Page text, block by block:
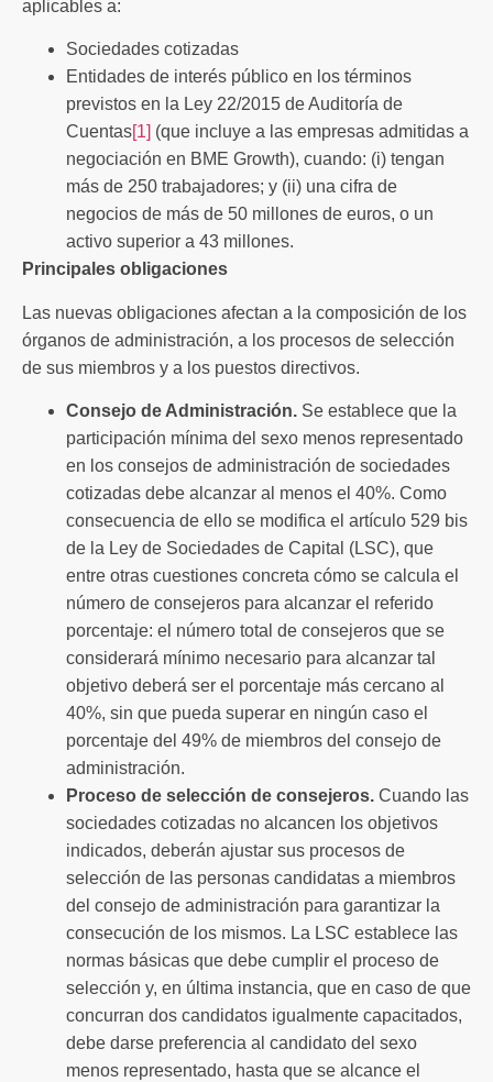
aplicables a:
Sociedades cotizadas
Entidades de interés público en los términos
previstos en la Ley 22/2015 de Auditoría de
Cuentas[1] (que incluye a las empresas admitidas a
negociación en BME Growth), cuando: (i) tengan
más de 250 trabajadores; y (ii) una cifra de
negocios de más de 50 millones de euros, o un
activo superior a 43 millones.
Principales obligaciones
Las nuevas obligaciones afectan a la composición de los
órganos de administración, a los procesos de selección
de sus miembros y a los puestos directivos.
Consejo de Administración. Se establece que la
participación mínima del sexo menos representado
en los consejos de administración de sociedades
cotizadas debe alcanzar al menos el 40%. Como
consecuencia de ello se modifica el artículo 529 bis
de la Ley de Sociedades de Capital (LSC), que
entre otras cuestiones concreta cómo se calcula el
número de consejeros para alcanzar el referido
porcentaje: el número total de consejeros que se
considerará mínimo necesario para alcanzar tal
objetivo deberá ser el porcentaje más cercano al
40%, sin que pueda superar en ningún caso el
porcentaje del 49% de miembros del consejo de
administración.
Proceso de selección de consejeros. Cuando las
sociedades cotizadas no alcancen los objetivos
indicados, deberán ajustar sus procesos de
selección de las personas candidatas a miembros
del consejo de administración para garantizar la
consecución de los mismos. La LSC establece las
normas básicas que debe cumplir el proceso de
selección y, en última instancia, que en caso de que
concurran dos candidatos igualmente capacitados,
debe darse preferencia al candidato del sexo
menos representado, hasta que se alcance el